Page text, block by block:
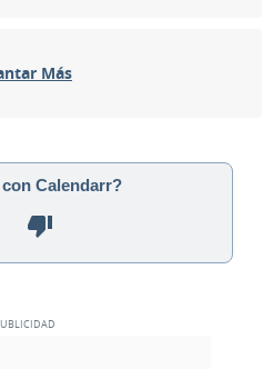
Más
Calendarr?